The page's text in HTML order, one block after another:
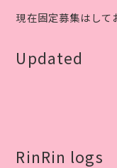
現在固定募集はして
Updated
RinRin logs